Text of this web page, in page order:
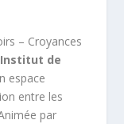
– Croyances
de
espace
entre les
par